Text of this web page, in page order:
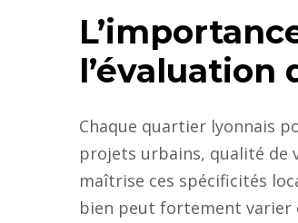
l’évaluation
Chaque quartier lyonnais
projets urbains, qualité de
maîtrise ces spécificités
bien peut fortement varier